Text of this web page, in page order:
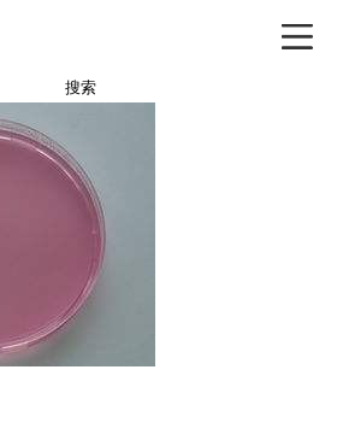
搜索